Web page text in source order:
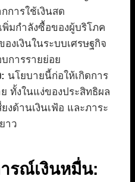
การใช้เงินสด
เพิ่มกำลังซื้อของผู้บริโภค
งเงินในระบบเศรษฐกิจ
การรายย่อย
นโยบายนี้ก่อให้เกิดการ
ทั้งในแง่ของประสิทธิผล
งด้านเงินเฟ้อ และภาระ
าว
รณ์เงินหมื่น: